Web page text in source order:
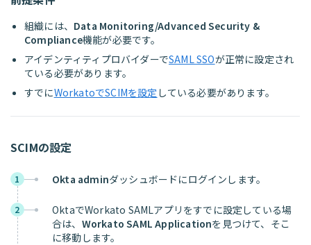
組織には、 Data Monitoring/Advanced Security &
Compliance機能が必要です。
アイデンティティプロバイダーでSAML SSOが正常に設定され
ている必要があります。
すでにWorkatoでSCIMを設定 している必要があります。
SCIMの設定
1 Okta adminダッシュボードにログインします。
2
OktaでWorkato SAMLアプリをすでに設定している場
合は、 Workato SAML Applicationを見つけて、そこ
に移動します。